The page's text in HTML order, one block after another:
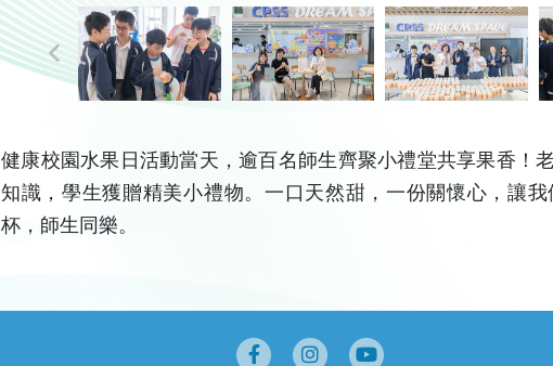
健康校園水果日活動當天，逾百名師生齊聚小禮堂共享果香！
知識，學生獲贈精美小禮物。一口天然甜，一份關懷心，讓
杯，師生同樂。